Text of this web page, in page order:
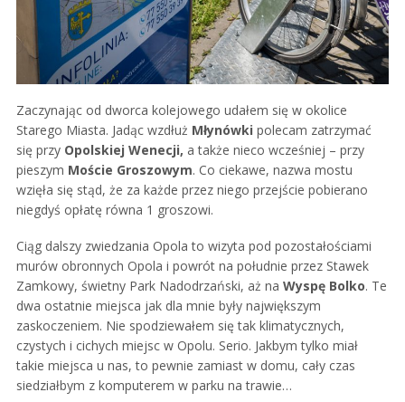
Zaczynając od dworca kolejowego udałem się w okolice
Starego Miasta. Jadąc wzdłuż Młynówki polecam zatrzymać
się przy Opolskiej Wenecji, a także nieco wcześniej – przy
pieszym Moście Groszowym. Co ciekawe, nazwa mostu
wzięła się stąd, że za każde przez niego przejście pobierano
niegdyś opłatę równa 1 groszowi.
Ciąg dalszy zwiedzania Opola to wizyta pod pozostałościami
murów obronnych Opola i powrót na południe przez Stawek
Zamkowy, świetny Park Nadodrzański, aż na Wyspę Bolko. Te
dwa ostatnie miejsca jak dla mnie były największym
zaskoczeniem. Nie spodziewałem się tak klimatycznych,
czystych i cichych miejsc w Opolu. Serio. Jakbym tylko miał
takie miejsca u nas, to pewnie zamiast w domu, cały czas
siedziałbym z komputerem w parku na trawie…